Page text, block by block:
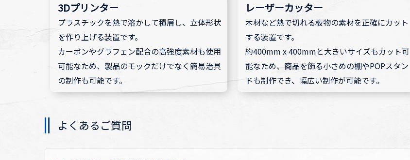
3Dプリンター
プラスチックを熱で溶かして積層し、立体形状
を作り上げる装置です。
カーボンやグラフェン配合の高強度素材も使用
可能なため、製品のモックだけでなく簡易治具
の制作も可能です。
レーザーカッター
木材など熱で切れる板物の素材を正確にカット
する装置です。
約400mm x 400mmと大きいサイズもカット可
能なため、商品を飾る小さめの棚やPOPスタン
ドも制作でき、幅広い制作が可能です。
よくあるご質問